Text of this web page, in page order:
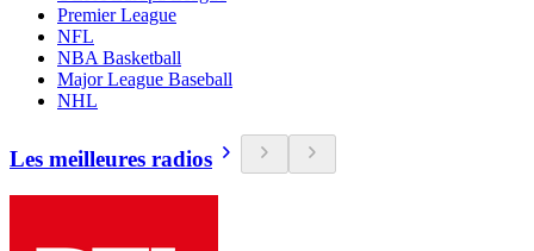
Premier League
NFL
NBA Basketball
Major League Baseball
NHL
Les meilleures radios